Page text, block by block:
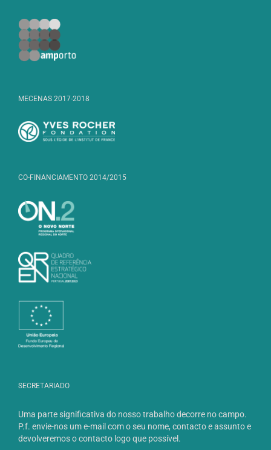
MECENAS 2017-2018
CO-FINANCIAMENTO 2014/2015
SECRETARIADO
Uma parte significativa do nosso trabalho decorre no campo.
P.f. envie-nos um e-mail com o seu nome, contacto e assunto e
devolveremos o contacto logo que possível.